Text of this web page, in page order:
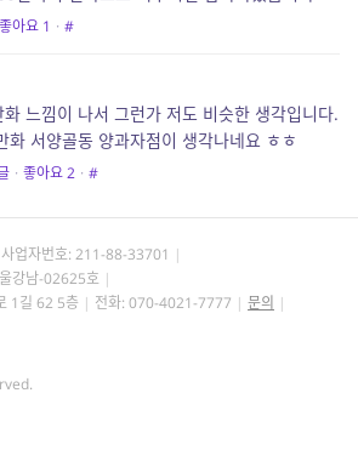
좋아요 1 · #
화 느낌이 나서 그런가 저도 비슷한 생각입니다.
화 서양골동 양과자점이 생각나네요 ㅎㅎ
· 좋아요2 · #
사업자번호: 211-88-33701
강남-02625호
1길 62 5층
전화: 070-4021-7777
문의